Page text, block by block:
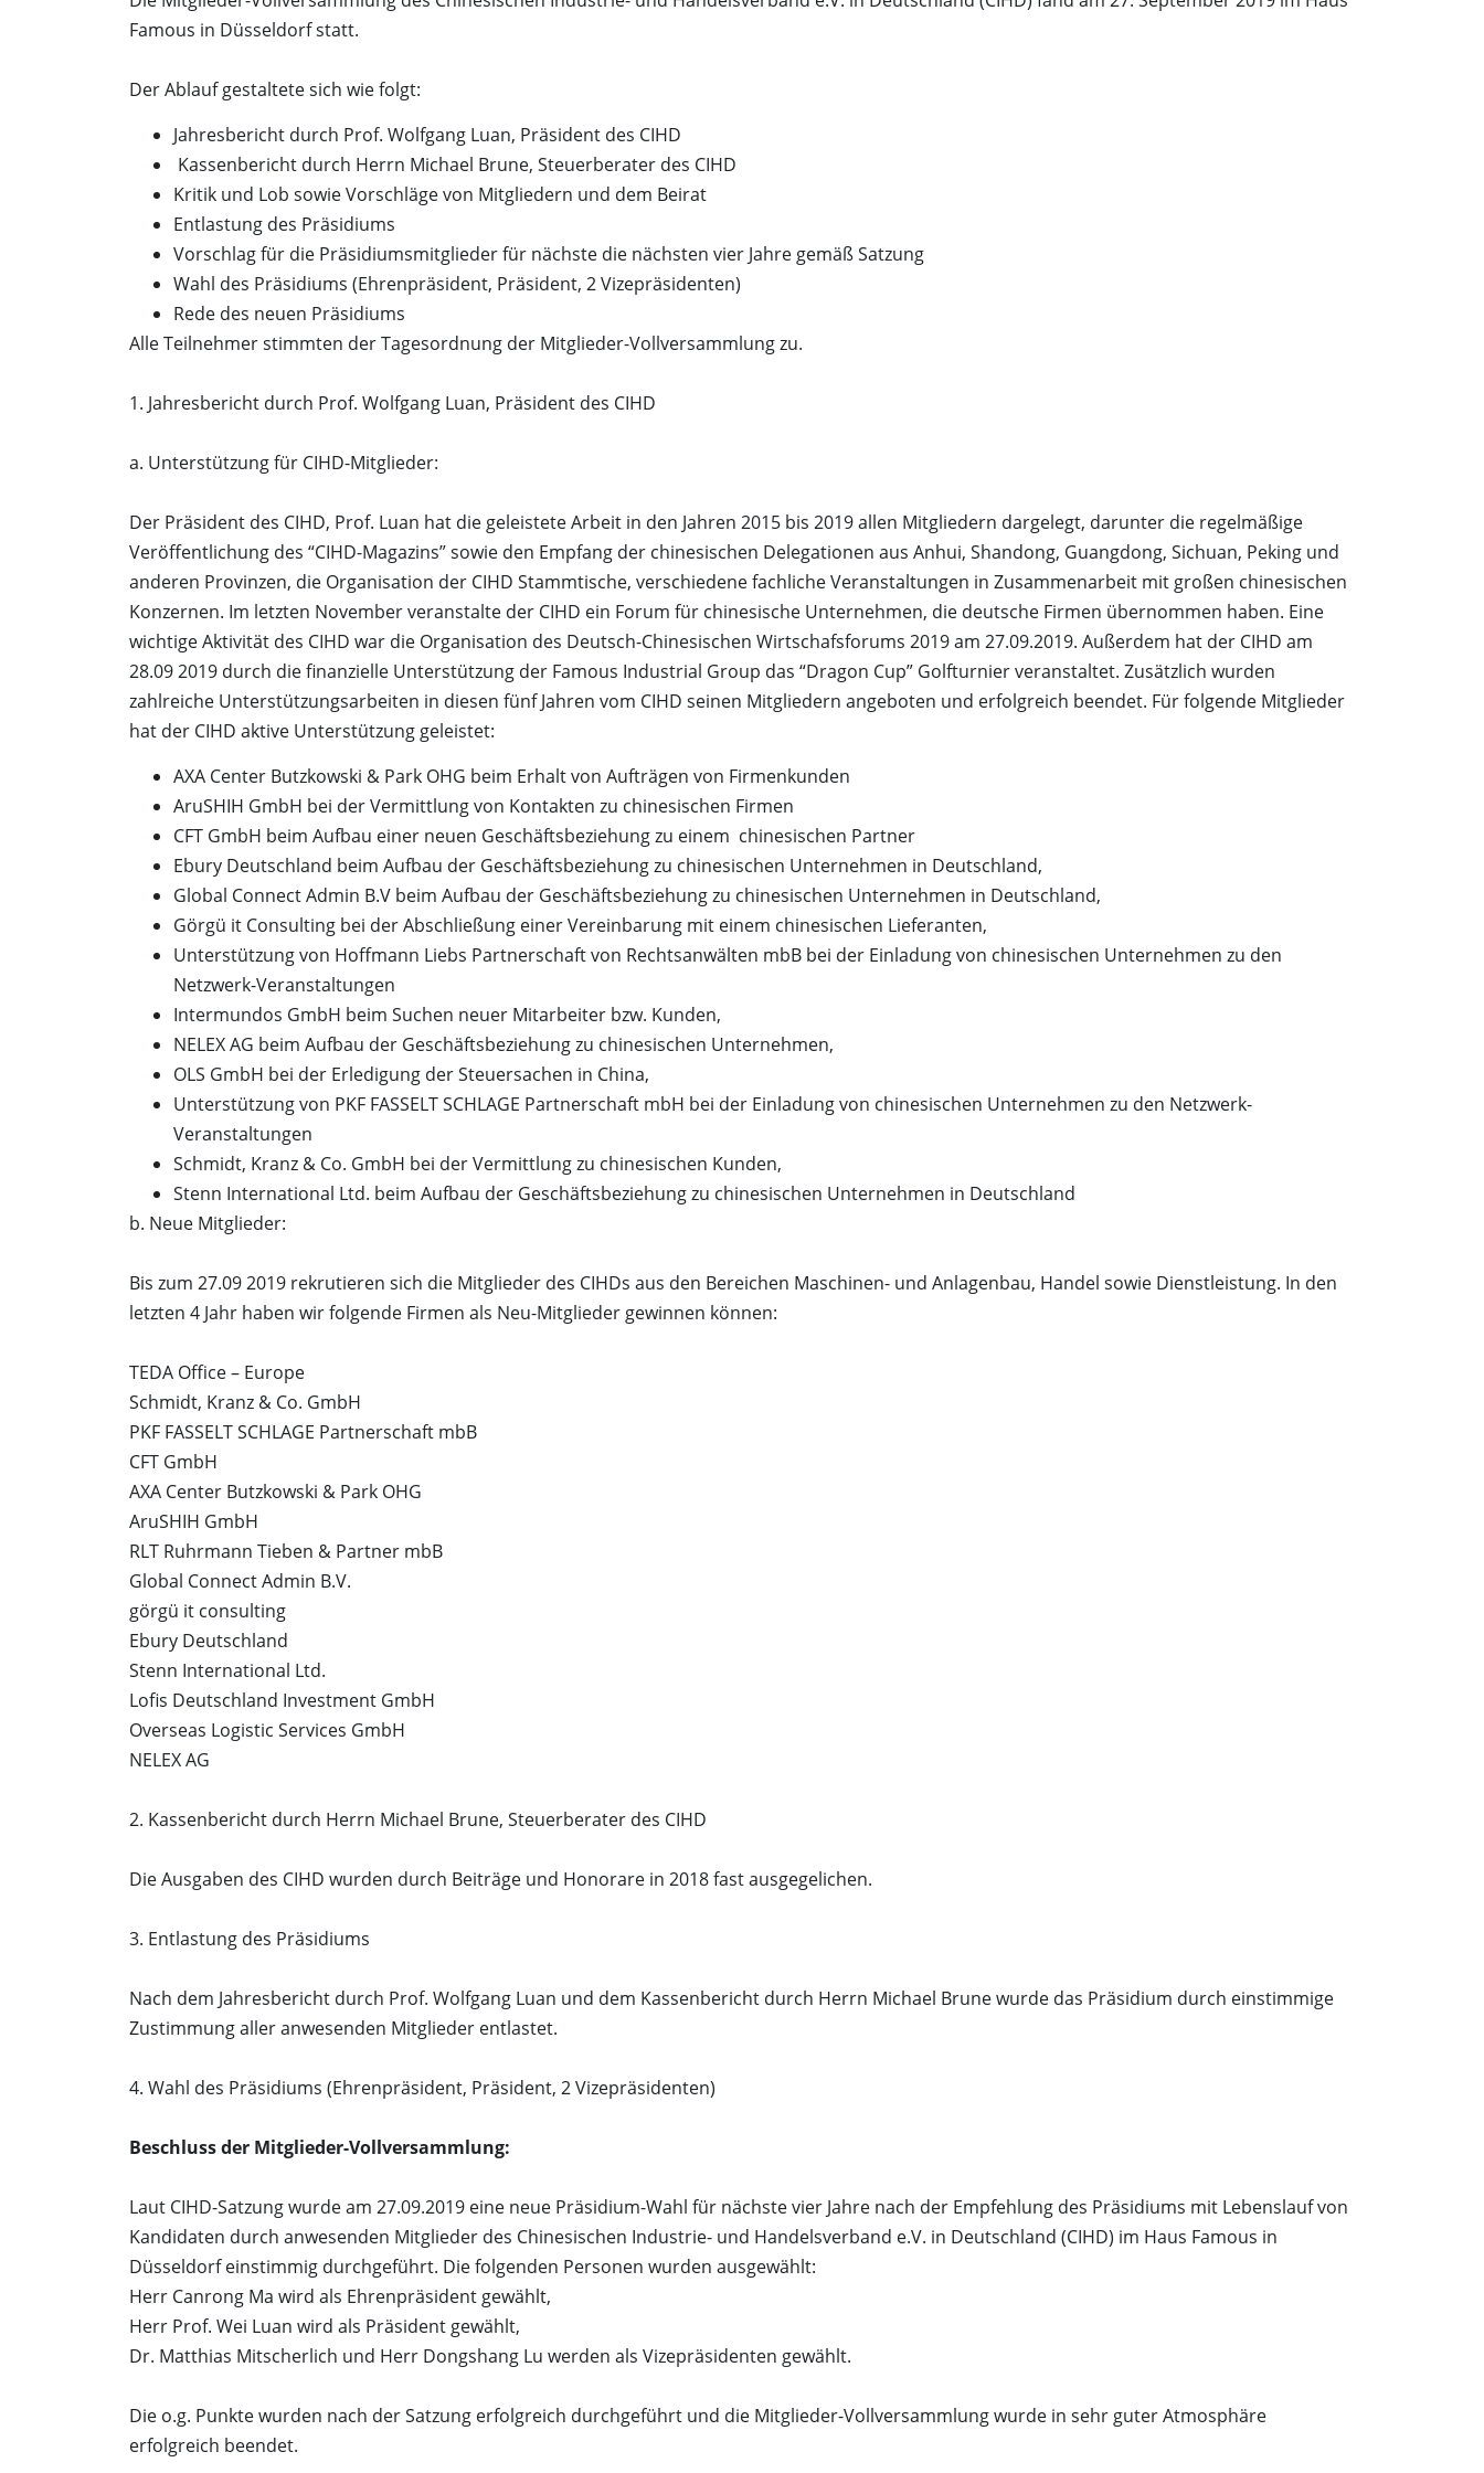
Famous in Düsseldorf statt.
Der Ablauf gestaltete sich wie folgt:
Jahresbericht durch Prof. Wolfgang Luan, Präsident des CIHD
Kassenbericht durch Herrn Michael Brune, Steuerberater des CIHD
Kritik und Lob sowie Vorschläge von Mitgliedern und dem Beirat
Entlastung des Präsidiums
Vorschlag für die Präsidiumsmitglieder für nächste die nächsten vier Jahre gemäß Satzung
Wahl des Präsidiums (Ehrenpräsident, Präsident, 2 Vizepräsidenten)
Rede des neuen Präsidiums
Alle Teilnehmer stimmten der Tagesordnung der Mitglieder-Vollversammlung zu.
1. Jahresbericht durch Prof. Wolfgang Luan, Präsident des CIHD
a. Unterstützung für CIHD-Mitglieder:
Der Präsident des CIHD, Prof. Luan hat die geleistete Arbeit in den Jahren 2015 bis 2019 allen Mitgliedern dargelegt, darunter die regelmäßige
Veröffentlichung des “CIHD-Magazins” sowie den Empfang der chinesischen Delegationen aus Anhui, Shandong, Guangdong, Sichuan, Peking und
anderen Provinzen, die Organisation der CIHD Stammtische, verschiedene fachliche Veranstaltungen in Zusammenarbeit mit großen chinesischen
Konzernen. Im letzten November veranstalte der CIHD ein Forum für chinesische Unternehmen, die deutsche Firmen übernommen haben. Eine
wichtige Aktivität des CIHD war die Organisation des Deutsch-Chinesischen Wirtschafsforums 2019 am 27.09.2019. Außerdem hat der CIHD am
28.09 2019 durch die finanzielle Unterstützung der Famous Industrial Group das “Dragon Cup” Golfturnier veranstaltet. Zusätzlich wurden
zahlreiche Unterstützungsarbeiten in diesen fünf Jahren vom CIHD seinen Mitgliedern angeboten und erfolgreich beendet. Für folgende Mitglieder
hat der CIHD aktive Unterstützung geleistet:
AXA Center Butzkowski & Park OHG beim Erhalt von Aufträgen von Firmenkunden
AruSHIH GmbH bei der Vermittlung von Kontakten zu chinesischen Firmen
CFT GmbH beim Aufbau einer neuen Geschäftsbeziehung zu einem chinesischen Partner
Ebury Deutschland beim Aufbau der Geschäftsbeziehung zu chinesischen Unternehmen in Deutschland,
Global Connect Admin B.V beim Aufbau der Geschäftsbeziehung zu chinesischen Unternehmen in Deutschland,
Görgü it Consulting bei der Abschließung einer Vereinbarung mit einem chinesischen Lieferanten,
Unterstützung von Hoffmann Liebs Partnerschaft von Rechtsanwälten mbB bei der Einladung von chinesischen Unternehmen zu den
Netzwerk-Veranstaltungen
Intermundos GmbH beim Suchen neuer Mitarbeiter bzw. Kunden,
NELEX AG beim Aufbau der Geschäftsbeziehung zu chinesischen Unternehmen,
OLS GmbH bei der Erledigung der Steuersachen in China,
Unterstützung von PKF FASSELT SCHLAGE Partnerschaft mbH bei der Einladung von chinesischen Unternehmen zu den Netzwerk-
Veranstaltungen
Schmidt, Kranz & Co. GmbH bei der Vermittlung zu chinesischen Kunden,
Stenn International Ltd. beim Aufbau der Geschäftsbeziehung zu chinesischen Unternehmen in Deutschland
b. Neue Mitglieder:
Bis zum 27.09 2019 rekrutieren sich die Mitglieder des CIHDs aus den Bereichen Maschinen- und Anlagenbau, Handel sowie Dienstleistung. In den
letzten 4 Jahr haben wir folgende Firmen als Neu-Mitglieder gewinnen können:
TEDA Office – Europe
Schmidt, Kranz & Co. GmbH
PKF FASSELT SCHLAGE Partnerschaft mbB
CFT GmbH
AXA Center Butzkowski & Park OHG
AruSHIH GmbH
RLT Ruhrmann Tieben & Partner mbB
Global Connect Admin B.V.
görgü it consulting
Ebury Deutschland
Stenn International Ltd.
Lofis Deutschland Investment GmbH
Overseas Logistic Services GmbH
NELEX AG
2. Kassenbericht durch Herrn Michael Brune, Steuerberater des CIHD
Die Ausgaben des CIHD wurden durch Beiträge und Honorare in 2018 fast ausgegelichen.
3. Entlastung des Präsidiums
Nach dem Jahresbericht durch Prof. Wolfgang Luan und dem Kassenbericht durch Herrn Michael Brune wurde das Präsidium durch einstimmige
Zustimmung aller anwesenden Mitglieder entlastet.
4. Wahl des Präsidiums (Ehrenpräsident, Präsident, 2 Vizepräsidenten)
Beschluss der Mitglieder-Vollversammlung:
Laut CIHD-Satzung wurde am 27.09.2019 eine neue Präsidium-Wahl für nächste vier Jahre nach der Empfehlung des Präsidiums mit Lebenslauf von
Kandidaten durch anwesenden Mitglieder des Chinesischen Industrie- und Handelsverband e.V. in Deutschland (CIHD) im Haus Famous in
Düsseldorf einstimmig durchgeführt. Die folgenden Personen wurden ausgewählt:
Herr Canrong Ma wird als Ehrenpräsident gewählt,
Herr Prof. Wei Luan wird als Präsident gewählt,
Dr. Matthias Mitscherlich und Herr Dongshang Lu werden als Vizepräsidenten gewählt.
Die o.g. Punkte wurden nach der Satzung erfolgreich durchgeführt und die Mitglieder-Vollversammlung wurde in sehr guter Atmosphäre
erfolgreich beendet.